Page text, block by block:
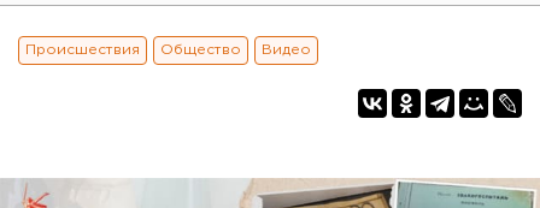
Происшествия Общество Видео